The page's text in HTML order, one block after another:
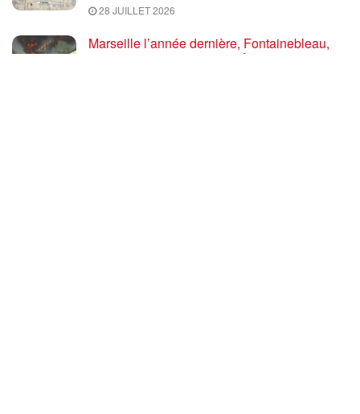
28 JUILLET 2026
Marseille l’année dernière, Fontainebleau,
Arcachon, la Drôme et les Écrins cette année